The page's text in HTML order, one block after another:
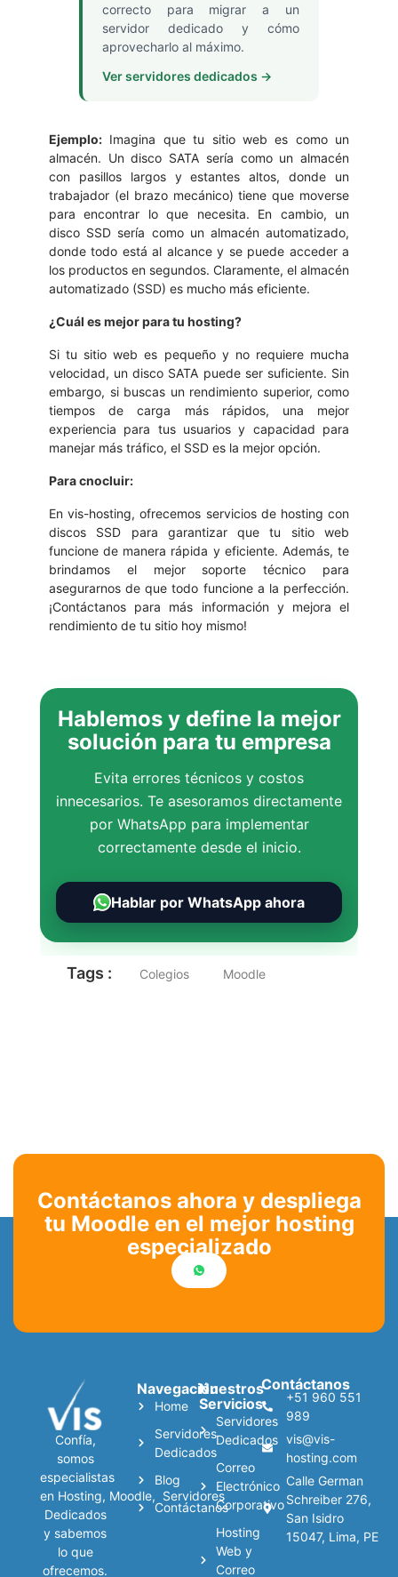
correcto para migrar a un
servidor dedicado y cómo
aprovecharlo al máximo.
Ver servidores dedicados →
Ejemplo: Imagina que tu sitio web es como un
almacén. Un disco SATA sería como un almacén
con pasillos largos y estantes altos, donde un
trabajador (el brazo mecánico) tiene que moverse
para encontrar lo que necesita. En cambio, un
disco SSD sería como un almacén automatizado,
donde todo está al alcance y se puede acceder a
los productos en segundos. Claramente, el almacén
automatizado (SSD) es mucho más eficiente.
¿Cuál es mejor para tu hosting?
Si tu sitio web es pequeño y no requiere mucha
velocidad, un disco SATA puede ser suficiente. Sin
embargo, si buscas un rendimiento superior, como
tiempos de carga más rápidos, una mejor
experiencia para tus usuarios y capacidad para
manejar más tráfico, el SSD es la mejor opción.
Para cnocluir:
En vis-hosting, ofrecemos servicios de hosting con
discos SSD para garantizar que tu sitio web
funcione de manera rápida y eficiente. Además, te
brindamos el mejor soporte técnico para
asegurarnos de que todo funcione a la perfección.
¡Contáctanos para más información y mejora el
rendimiento de tu sitio hoy mismo!
Hablemos y define la mejor
solución para tu empresa
Evita errores técnicos y costos
innecesarios. Te asesoramos directamente
por WhatsApp para implementar
correctamente desde el inicio.
Hablar por WhatsApp ahora
Tags : Colegios Moodle
Contáctanos ahora y despliega
tu Moodle en el mejor hosting
especializado
Confía,
somos
especialistas
en Hosting, Moodle, Servidores
Dedicados
y sabemos
lo que
ofrecemos.
Navegación
Home
Servidores
Dedicados
Blog
Contáctanos
Nuestros
Servicios
Servidores
Dedicados
Correo
Electrónico
Corporativo
Hosting
Web y
Correo
Contáctanos
+51 960 551
989
vis@vis-
hosting.com
Calle German
Schreiber 276,
San Isidro
15047, Lima, PE